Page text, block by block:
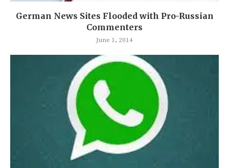
German News Sites Flooded with Pro-Russian
Commenters
June 1, 2014